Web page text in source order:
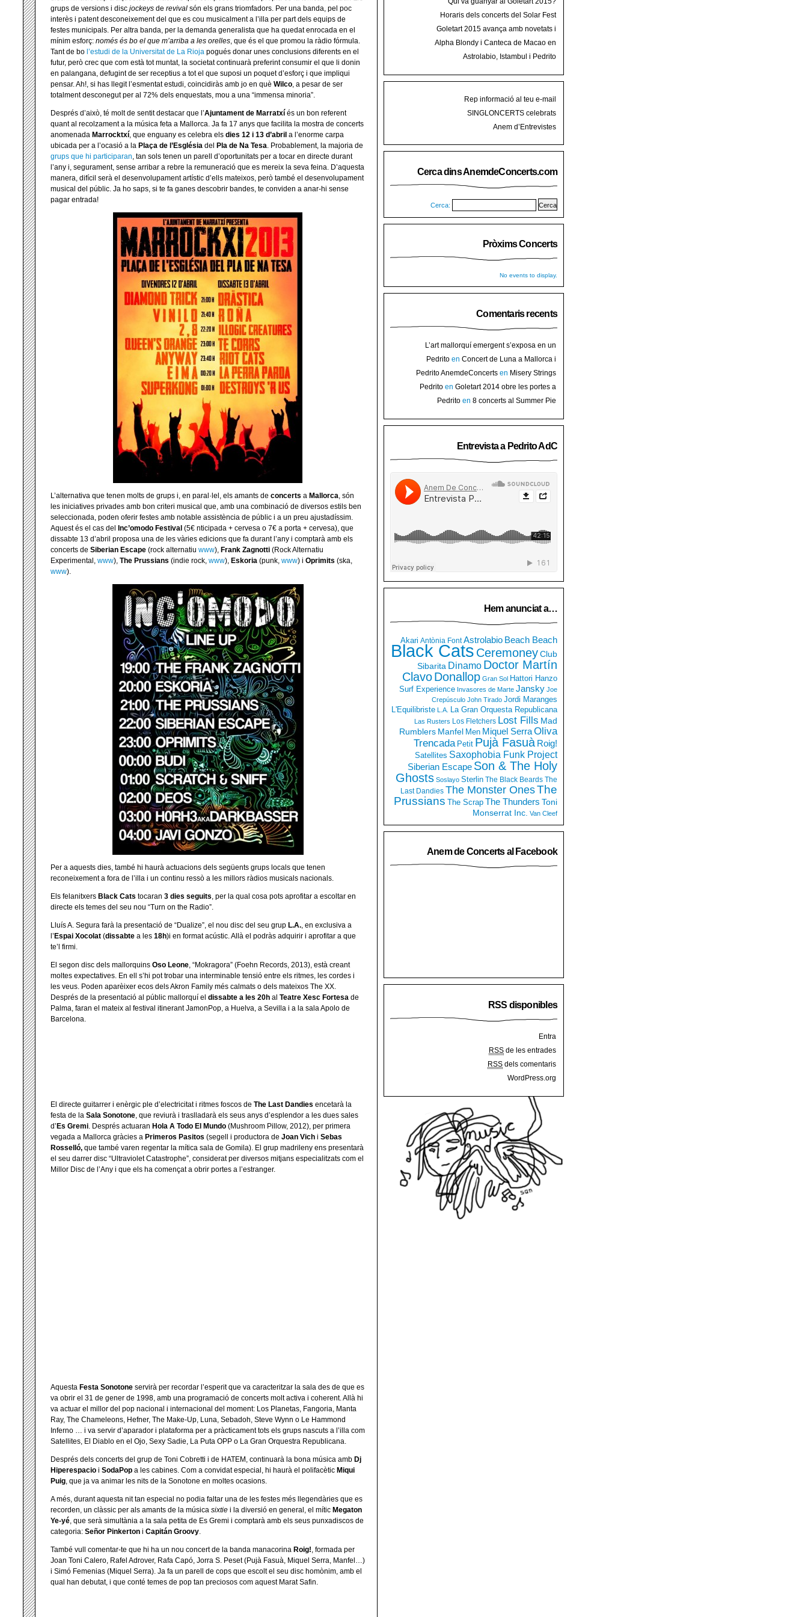
grups de versions i disc jockeys de revival són els grans triomfadors. Per una banda, pel poc
interès i patent desconeixement del que es cou musicalment a l’illa per part dels equips de
festes municipals. Per altra banda, per la demanda generalista que ha quedat enrocada en el
mínim esforç: només és bo el que m’arriba a les orelles, que és el que promou la ràdio fórmula.
Tant de bo l’estudi de la Universitat de La Rioja pogués donar unes conclusions diferents en el
futur, però crec que com està tot muntat, la societat continuarà preferint consumir el que li donin
en palangana, defugint de ser receptius a tot el que suposi un poquet d’esforç i que impliqui
pensar. Ah!, si has llegit l’esmentat estudi, coincidiràs amb jo en què Wilco, a pesar de ser
totalment desconegut per al 72% dels enquestats, mou a una “immensa minoria”.
Després d’això, té molt de sentit destacar que l’Ajuntament de Marratxí és un bon referent
quant al recolzament a la música feta a Mallorca. Ja fa 17 anys que facilita la mostra de concerts
anomenada Marrocktxí, que enguany es celebra els dies 12 i 13 d’abril a l’enorme carpa
ubicada per a l’ocasió a la Plaça de l’Església del Pla de Na Tesa. Probablement, la majoria de
grups que hi participaran, tan sols tenen un parell d’oportunitats per a tocar en directe durant
l’any i, segurament, sense arribar a rebre la remuneració que es mereix la seva feina. D’aquesta
manera, difícil serà el desenvolupament artístic d’ells mateixos, però també el desenvolupament
musical del públic. Ja ho saps, si te fa ganes descobrir bandes, te conviden a anar-hi sense
pagar entrada!
L’alternativa que tenen molts de grups i, en paral·lel, els amants de concerts a Mallorca, són
les iniciatives privades amb bon criteri musical que, amb una combinació de diversos estils ben
seleccionada, poden oferir festes amb notable assistència de públic i a un preu ajustadíssim.
Aquest és el cas del
Inc’omodo Festival (5€ nticipada + cervesa o 7€ a porta + cervesa), que
dissabte 13 d’abril proposa una de les vàries edicions que fa durant l’any i comptarà amb els
concerts de Siberian Escape (rock alternatiu www), Frank Zagnotti (Rock Alternatiu
Experimental, www), The Prussians (indie rock, www), Eskoria (punk, www) i Oprimits (ska,
www).
Per a aquests dies, també hi haurà actuacions dels següents grups locals que tenen
reconeixement a fora de l’illa i un continu ressò a les millors ràdios musicals nacionals.
Els felanitxers Black Cats tocaran 3 dies seguits, per la qual cosa pots aprofitar a escoltar en
directe els temes del seu nou “Turn on the Radio”.
Lluís A. Segura farà la presentació de “Dualize”, el nou disc del seu grup L.A., en exclusiva a
l’ Espai Xocolat (dissabte a les 18h)i en format acústic. Allà el podràs adquirir i aprofitar a que
te’l firmi.
El segon disc dels mallorquins Oso Leone, “Mokragora” (Foehn Records, 2013), està creant
moltes expectatives. En ell s’hi pot trobar una interminable tensió entre els ritmes, les cordes i
les veus. Poden aparèixer ecos dels Akron Family més calmats o dels mateixos The XX.
Després de la presentació al públic mallorquí el dissabte a les 20h al Teatre Xesc Fortesa de
Palma, faran el mateix al festival itinerant JamonPop, a Huelva, a Sevilla i a la sala Apolo de
Barcelona.
El directe guitarrer i enèrgic ple d’electricitat i ritmes foscos de The Last Dandies encetarà la
festa de la Sala Sonotone, que reviurà i traslladarà els seus anys d’esplendor a les dues sales
d’ Es Gremi. Després actuaran Hola A Todo El Mundo (Mushroom Pillow, 2012), per primera
vegada a Mallorca gràcies a Primeros Pasitos (segell i productora de Joan Vich i Sebas
Rosselló, que també varen regentar la mítica sala de Gomila). El grup madrileny ens presentarà
el seu darrer disc “Ultraviolet Catastrophe”, considerat per diversos mitjans especialitzats com el
Millor Disc de l’Any i que els ha començat a obrir portes a l’estranger.
Aquesta Festa Sonotone servirà per recordar l’esperit que va caracteritzar la sala des de que es
va obrir el 31 de gener de 1998, amb una programació de concerts molt activa i coherent. Allà hi
va actuar el millor del pop nacional i internacional del moment: Los Planetas, Fangoria, Manta
Ray, The Chameleons, Hefner, The Make-Up, Luna, Sebadoh, Steve Wynn o Le Hammond
Inferno … i va servir d’aparador i plataforma per a pràcticament tots els grups nascuts a l’illa com
Satellites, El Diablo en el Ojo, Sexy Sadie, La Puta OPP o La Gran Orquestra Republicana.
Després dels concerts del grup de Toni Cobretti i de HATEM, continuarà la bona música amb Dj
Hiperespacio i SodaPop a les cabines. Com a convidat especial, hi haurà el polifacètic Miqui
Puig, que ja va animar les nits de la Sonotone en moltes ocasions.
A més, durant aquesta nit tan especial no podia faltar una de les festes més llegendàries que es
recorden, un clàssic per als amants de la música sixtie i la diversió en general, el mític Megaton
Ye-yé, que serà simultània a la sala petita de Es Gremi i comptarà amb els seus punxadiscos de
categoria: Señor Pinkerton i Capitán Groovy.
També vull comentar-te que hi ha un nou concert de la banda manacorina Roig!, formada per
Joan Toni Calero, Rafel Adrover, Rafa Capó, Jorra S. Peset (Pujà Fasuà, Miquel Serra, Manfel…)
i Simó Femenias (Miquel Serra). Ja fa un parell de cops que escolt el seu disc homònim, amb el
qual han debutat, i que conté temes de pop tan preciosos com aquest Marat Safin.
Horaris dels concerts del Solar Fest
2015 a Mallorca
Goletart 2015 avança amb novetats i
encetarà la LI Festa des Vermar amb art
Alpha Blondy i Canteca de Macao en
concert al Mallorca Roots Festival
Astrolabio, Istambul i Pedrito
Rep informació al teu e-mail
SINGLONCERTS celebrats
Anem d’Entrevistes
Cerca dins AnemdeConcerts.com
Cerca:
Pròxims Concerts
No events to display.
Comentaris recents
L’art mallorquí emergent s’exposa en un
carrer de Binissalem ⋆ Noticias de hoy
en
Binissalem
Pedrito en Concert de Luna a Mallorca i
sorteig d’entrades
Pedrito AnemdeConcerts en Misery Strings
presenten nou disc al Teatre Mar i Terra de
Pedrito en Goletart 2014 obre les portes a
l’art de Binissalem
Pedrito en 8 concerts al Summer Pie
Entrevista a Pedrito AdC
Hem anunciat a…
Akari Antònia Font Astrolabio Beach Beach
Black Cats CeremoneyClub
Sibarita Dinamo Doctor Martín
ClavoDonallop Gran Sol Hattori Hanzo
Surf Experience Invasores de Marte Jansky Joe
Crepúsculo John Tirado Jordi Maranges
L'Equilibriste L.A. La Gran Orquesta Republicana
Las Rusters Los Fletchers Lost Fills Mad
Rumblers Manfel Men Miquel SerraOliva
Trencada Petit Pujà Fasuà Roig!
Satellites Saxophobia Funk Project
Siberian Escape Son & The Holy
Ghosts Soslayo Sterlin The Black Beards The
Last Dandies The Monster OnesThe
Prussians The Scrap The Thunders Toni
Monserrat Inc. Van Cleef
Anem de Concerts al Facebook
RSS disponibles
Entra
RSS de les entrades
RSS dels comentaris
WordPress.org